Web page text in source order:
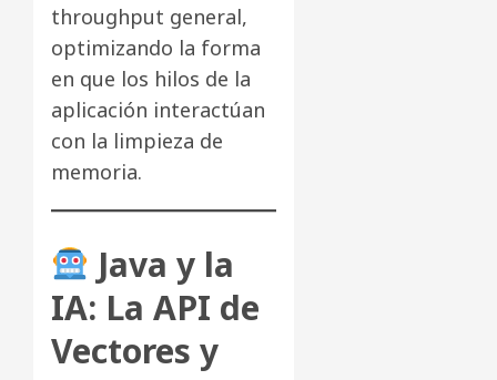
throughput general,
optimizando la forma
en que los hilos de la
aplicación interactúan
con la limpieza de
memoria.
Java y la
IA: La API de
Vectores y